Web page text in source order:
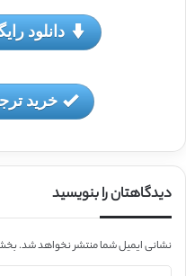
دانلود
خرید
دیدگاهتان را بنویسید
نشانی ایمیل شما منتشر نخواهد شد.